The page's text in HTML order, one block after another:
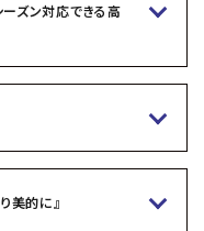
ズン対応できる高
美的に』